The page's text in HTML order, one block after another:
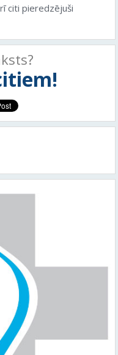
citi pieredzējuši